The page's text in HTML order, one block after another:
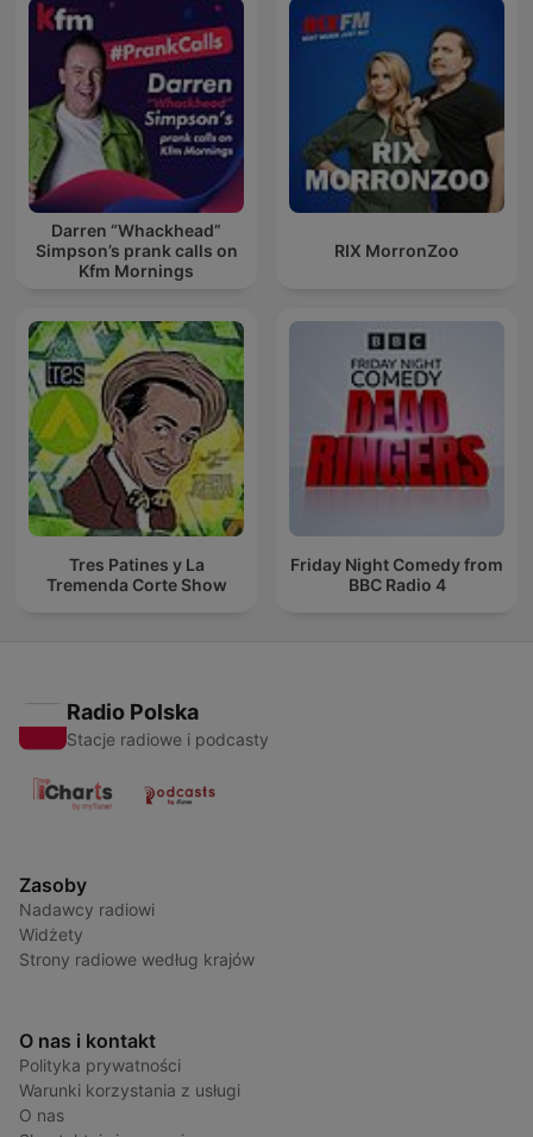
Darren “Whackhead”
Simpson’s prank calls on
Kfm Mornings
RIX MorronZoo
Tres Patines y La
Tremenda Corte Show
Friday Night Comedy from
BBC Radio 4
Radio Polska
Stacje radiowe i podcasty
Zasoby
Nadawcy radiowi
Widżety
Strony radiowe według krajów
O nas i kontakt
Polityka prywatności
Warunki korzystania z usługi
O nas